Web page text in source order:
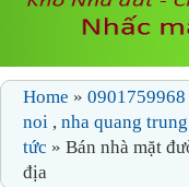
Home » 0901759968
noi , nha quang
tức » Bán nhà mặt
địa